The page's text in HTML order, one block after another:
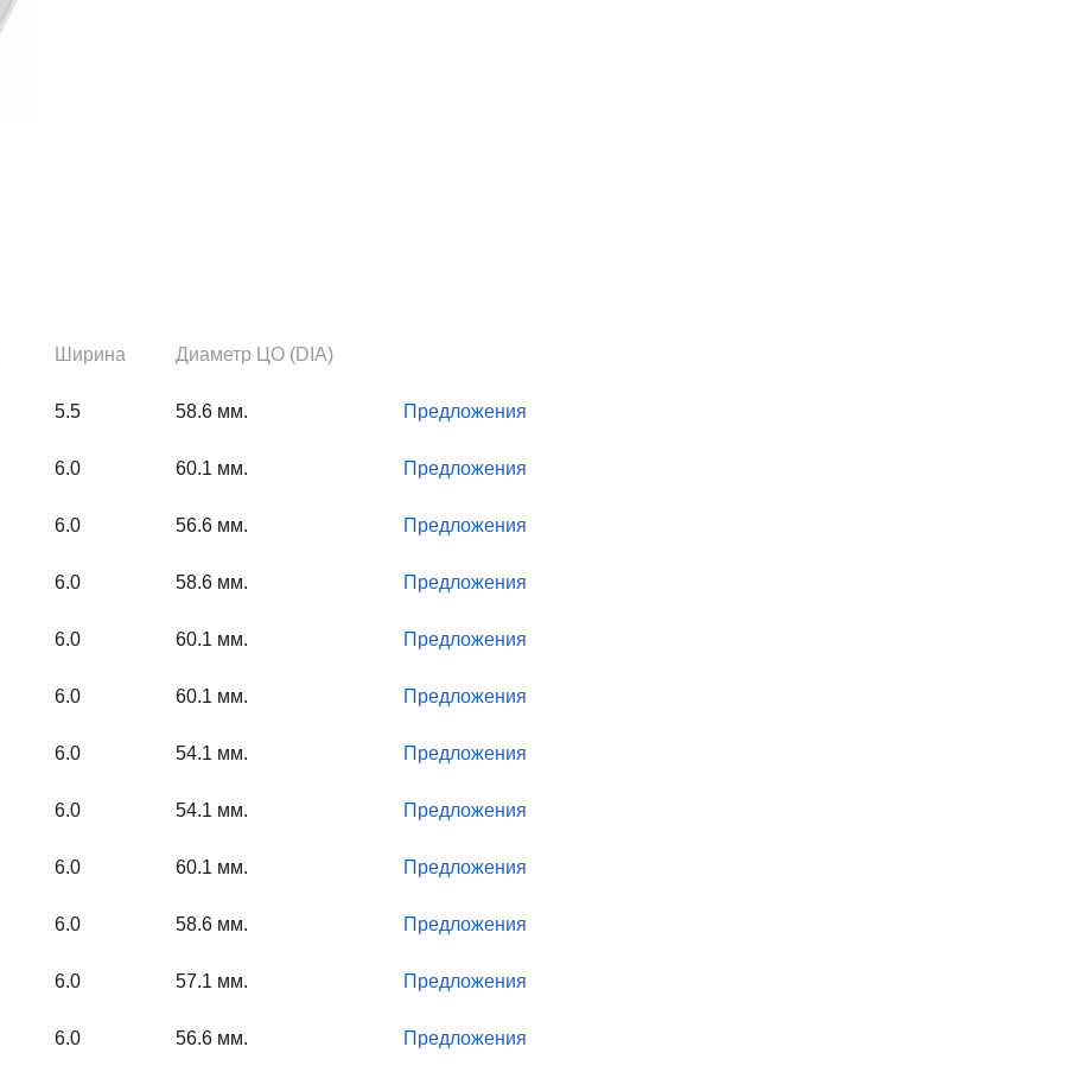
Ширина Диаметр ЦО (DIA)
5.5 58.6 мм. Предложения
6.0 60.1 мм. Предложения
6.0 56.6 мм. Предложения
6.0 58.6 мм. Предложения
6.0 60.1 мм. Предложения
6.0 60.1 мм. Предложения
6.0 54.1 мм. Предложения
6.0 54.1 мм. Предложения
6.0 60.1 мм. Предложения
6.0 58.6 мм. Предложения
6.0 57.1 мм. Предложения
6.0 56.6 мм. Предложения